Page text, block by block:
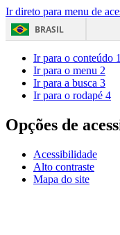
Ir direto para menu de
BRASIL
Ir para o conteúdo 1
Ir para o menu 2
Ir para a busca 3
Ir para o rodapé 4
Opções de
Acessibilidade
Alto contraste
Mapa do site